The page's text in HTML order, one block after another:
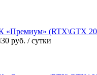
«Премиум» (RTX\GTX
руб. / сутки